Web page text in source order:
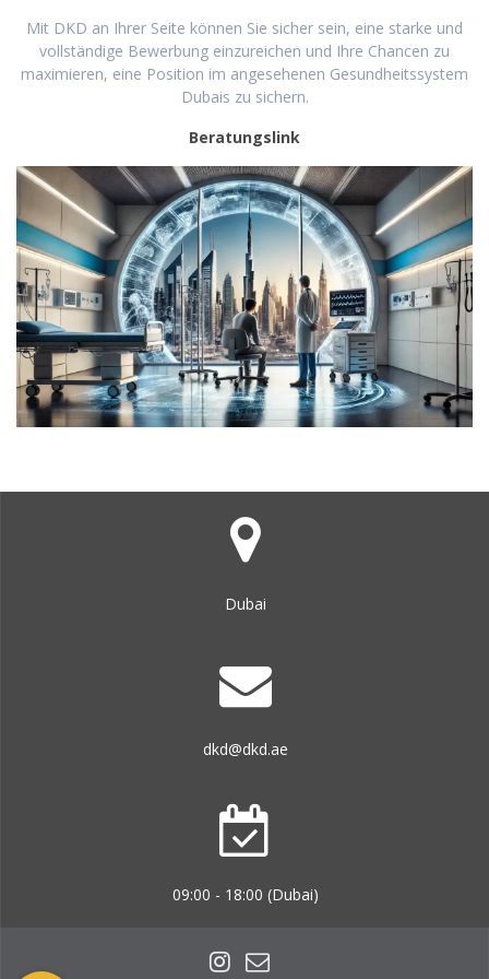
Mit DKD an Ihrer Seite können Sie sicher sein, eine starke und
vollständige Bewerbung einzureichen und Ihre Chancen zu
maximieren, eine Position im angesehenen Gesundheitssystem
Dubais zu sichern.
Beratungslink
Dubai
dkd@dkd.ae
09:00 - 18:00 (Dubai)